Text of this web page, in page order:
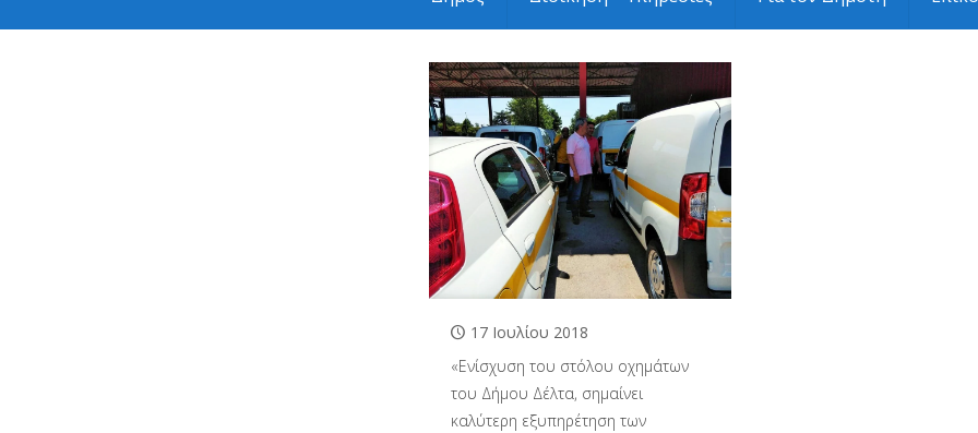
17 Ιουλίου 2018
«Ενίσχυση του στόλου οχημάτων
του Δήμου Δέλτα, σημαίνει
καλύτερη εξυπηρέτηση των